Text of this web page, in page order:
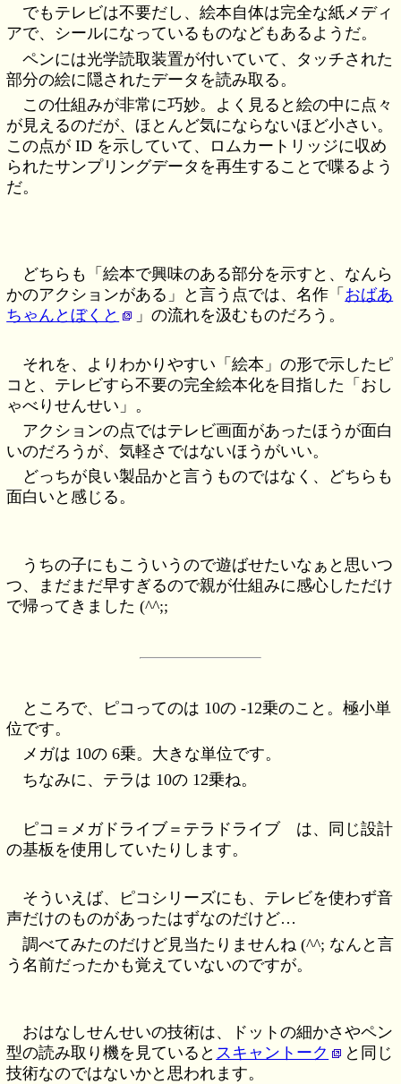
でもテレビは不要だし、絵本自体は完全な紙メディ
アで、シールになっているものなどもあるようだ。
ペンには光学読取装置が付いていて、タッチされた
部分の絵に隠されたデータを読み取る。
この仕組みが非常に巧妙。よく見ると絵の中に点々
が見えるのだが、ほとんど気にならないほど小さい。
この点が ID を示していて、ロムカートリッジに収め
られたサンプリングデータを再生することで喋るよう
だ。
どちらも「絵本で興味のある部分を示すと、なんら
かのアクションがある」と言う点では、名作「 おばあ
ちゃんとぼくと
」の流れを汲むものだろう。
それを、よりわかりやすい「絵本」の形で示したピ
コと、テレビすら不要の完全絵本化を目指した「おし
ゃべりせんせい」。
アクションの点ではテレビ画面があったほうが面白
いのだろうが、気軽さではないほうがいい。
どっちが良い製品かと言うものではなく、どちらも
面白いと感じる。
うちの子にもこういうので遊ばせたいなぁと思いつ
つ、まだまだ早すぎるので親が仕組みに感心しただけ
で帰ってきました (^^;;
ところで、ピコってのは 10の -12乗のこと。極小単
位です。
メガは 10の 6乗。大きな単位です。
ちなみに、テラは 10の 12乗ね。
ピコ＝メガドライブ＝テラドライブ は、同じ設計
の基板を使用していたりします。
そういえば、ピコシリーズにも、テレビを使わず音
声だけのものがあったはずなのだけど…
調べてみたのだけど見当たりませんね (^^; なんと言
う名前だったかも覚えていないのですが。
おはなしせんせいの技術は、ドットの細かさやペン
型の読み取り機を見ていると スキャントーク
と同じ
技術なのではないかと思われます。